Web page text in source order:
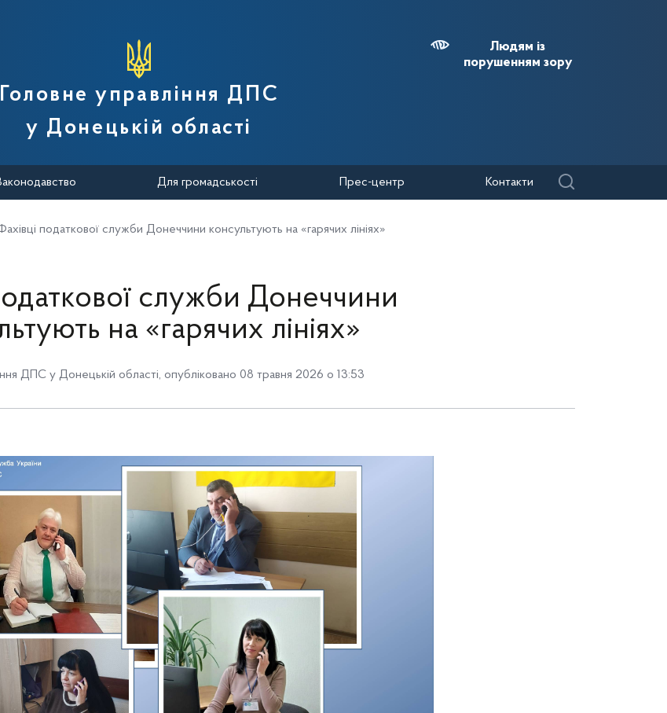
служби України
Головне управління ДПС
у Донецькій області
Людям із
порушенням зору
Для громадськості Прес-центр Контакти
податкової служби Донеччини консультують на «гарячих лініях»
служби Донеччини
на «гарячих лініях»
ДПС у Донецькій області, опубліковано 08 травня 2026 о 13:53